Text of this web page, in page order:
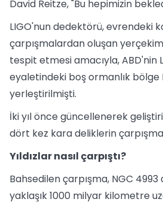
David Reitze, "Bu hepimizin
LIGO'nun dedektörü, evrendeki
çarpışmalardan oluşan
tespit etmesi amacıyla, ABD'nin
eyaletindeki boş ormanlık bölge
yerleştirilmişti.
İki yıl önce güncellenerek
dört kez kara deliklerin
Yıldızlar nasıl çarpıştı?
Bahsedilen çarpışma, NGC 4993
yaklaşık 1000 milyar kilometre